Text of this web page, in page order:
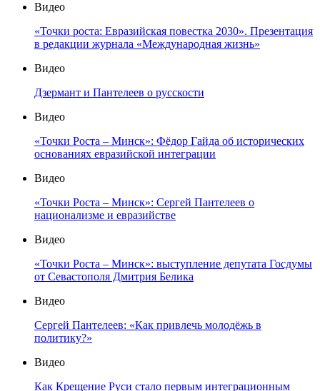
Видео
«Точки роста: Евразийская повестка 2030». Презентация
в редакции журнала «Международная жизнь»
Видео
Дзермант и Пантелеев о русскости
Видео
«Точки Роста – Минск»: Фёдор Гайда об исторических
основаниях евразийской интеграции
Видео
«Точки Роста – Минск»: Сергей Пантелеев о
национализме и евразийстве
Видео
«Точки Роста – Минск»: выступление депутата Госдумы
от Севастополя Дмитрия Белика
Видео
Сергей Пантелеев: «Как привлечь молодёжь в
политику?»
Видео
Как Крещение Руси стало первым интеграционным